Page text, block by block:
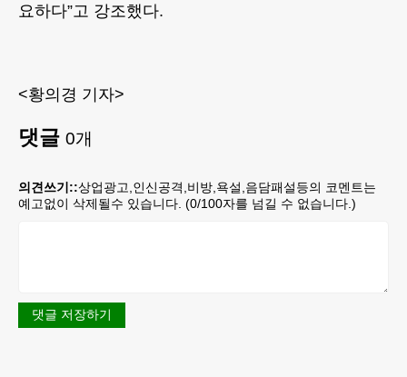
요하다”고 강조했다.
<황의경 기자>
댓글 0개
의견쓰기::상업광고,인신공격,비방,욕설,음담패설등의 코멘트는
예고없이 삭제될수 있습니다. (0/100자를 넘길 수 없습니다.)
댓글 저장하기